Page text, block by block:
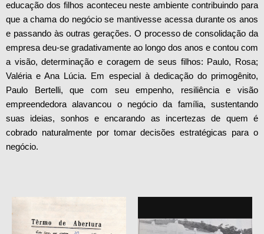
educação dos filhos aconteceu neste ambiente contribuindo para
que a chama do negócio se mantivesse acessa durante os anos
e passando às outras gerações. O processo de consolidação da
empresa deu-se gradativamente ao longo dos anos e contou com
a visão, determinação e coragem de seus filhos: Paulo, Rosa;
Valéria e Ana Lúcia. Em especial à dedicação do primogênito,
Paulo Bertelli, que com seu empenho, resiliência e visão
empreendedora alavancou o negócio da família, sustentando
suas ideias, sonhos e encarando as incertezas de quem é
cobrado naturalmente por tomar decisões estratégicas para o
negócio.